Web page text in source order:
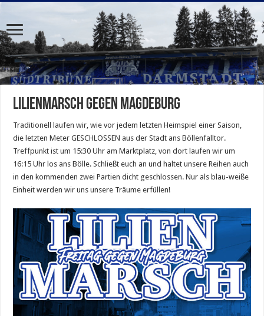
LILIENMARSCH gegen Magdeburg
Traditionell laufen wir, wie vor jedem letzten Heimspiel einer Saison,
die letzten Meter GESCHLOSSEN aus der Stadt ans Böllenfalltor.
Treffpunkt ist um 15:30 Uhr am Marktplatz, von dort laufen wir um
16:15 Uhr los ans Bölle. Schließt euch an und haltet unsere Reihen auch
in den kommenden zwei Partien dicht geschlossen. Nur als blau-weiße
Einheit werden wir uns unsere Träume erfüllen!